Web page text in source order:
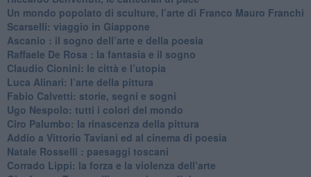
​Un mondo popolato di sculture, l’arte di Franco Mauro Franchi
​Scarselli: viaggio in Giappone
​Ascanio : il sogno dell’arte e della poesia
Raffaele De Rosa : la fantasia e il sogno
​Claudio Cionini: le città e l’utopia
Luca Alinari: l’arte della pittura
​Fabio Calvetti: storie, segni e sogni
Ugo Nespolo: tutti i colori del mondo
​Ciro Palumbo: la rinascenza della pittura
​Addio a Vittorio Taviani ed al cinema di poesia
​Natale Rosselli : paesaggi toscani
​Corrado Lippi: la forza e la violenza dell’arte